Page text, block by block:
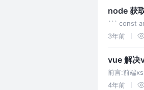
node 获
``` const
3年前
vue 解决
前言:前端
范
4年前